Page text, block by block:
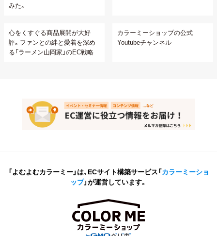
みた。
心をくすぐる商品展開が大好
評。ファンとの絆と愛着を深め
る「ラーメン山岡家」のEC戦略
カラーミーショップの公式
Youtubeチャンネル
「よむよむカラーミー」は、ECサイト構築サービス「カラーミーショ
ップ」が運営しています。